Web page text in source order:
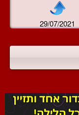
29/07/2021